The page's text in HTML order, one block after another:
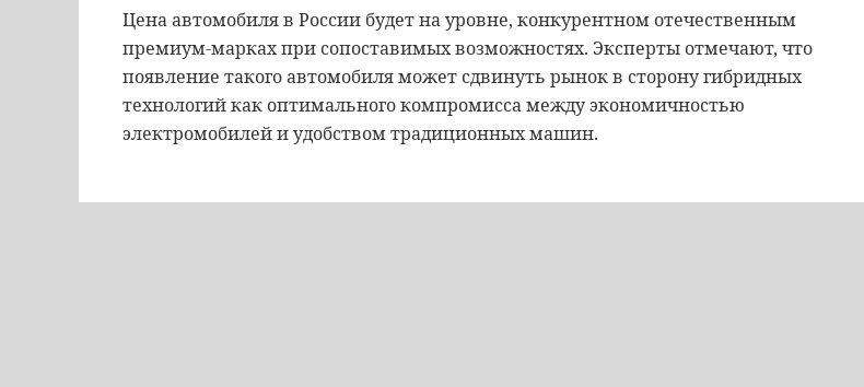
Цена автомобиля в России будет на уровне, конкурентном отечественным
премиум-марках при сопоставимых возможностях. Эксперты отмечают, что
появление такого автомобиля может сдвинуть рынок в сторону гибридных
технологий как оптимального компромисса между экономичностью
электромобилей и удобством традиционных машин.